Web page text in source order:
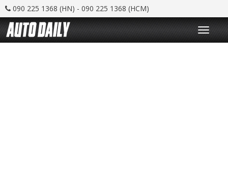
090 225 1368 (HN) - 090 225 1368 (HCM)
T
o
g